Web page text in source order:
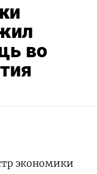
во
экономики